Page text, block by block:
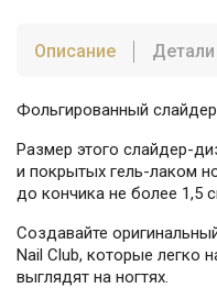
Описание
Фольгированный
Размер этого слайдер-
и покрытых гель-лаком
до кончика не более 1,5
Создавайте
Nail Club, которые легко
выглядят на ногтях.